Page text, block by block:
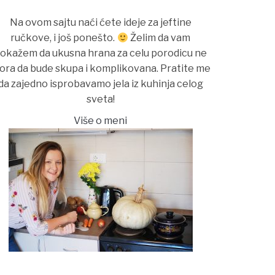
Na ovom sajtu naći ćete ideje za jeftine
ručkove, i još ponešto.
Želim da vam
da ukusna hrana za celu porodicu ne
da bude skupa i komplikovana. Pratite me
zajedno isprobavamo jela iz kuhinja celog
sveta!
Više o meni